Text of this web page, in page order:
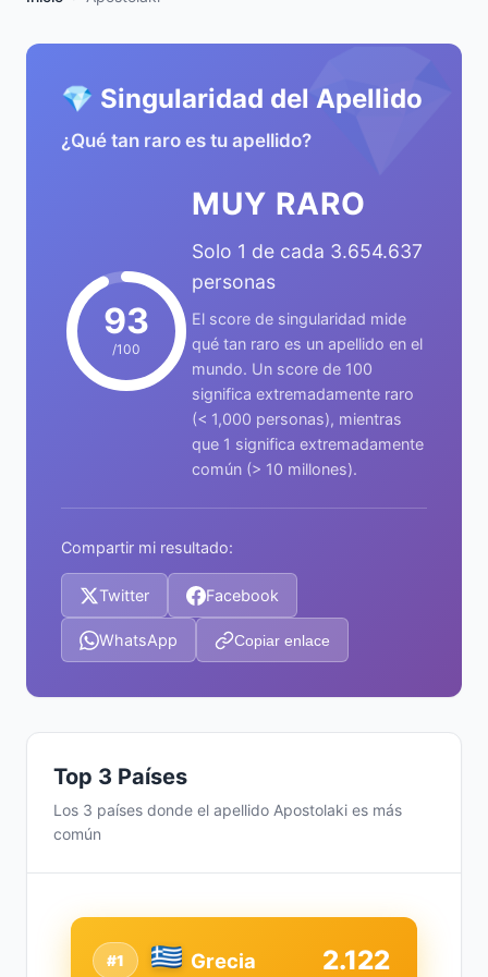
💎
💎 Singularidad del Apellido
¿Qué tan raro es tu apellido?
93
/100
MUY RARO
Solo 1 de cada 3.654.637
personas
El score de singularidad mide
qué tan raro es un apellido en el
mundo. Un score de 100
significa extremadamente raro
(< 1,000 personas), mientras
que 1 significa extremadamente
común (> 10 millones).
Compartir mi resultado:
Twitter Facebook
WhatsApp Copiar enlace
Top 3 Países
Los 3 países donde el apellido Apostolaki es más
común
#1 Grecia 2.122